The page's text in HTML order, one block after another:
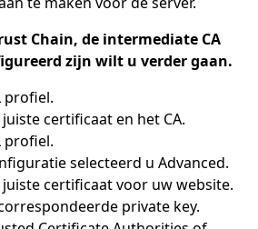
Chain, de intermediate CA
zijn wilt u verder gaan.
profiel.
certificaat en het CA.
profiel.
selecteerd u Advanced.
certificaat voor uw website.
private key.